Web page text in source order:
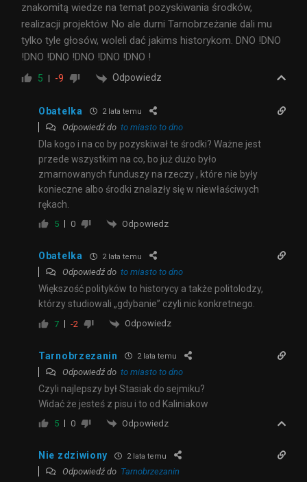
znakomitą wiedze na temat pozyskiwania środków,
realizacji projektów. No ale durni Tarnobrzeżanie dali mu
tylko tyle głosów, woleli dać jakims historykom. DNO !DNO
!DNO !DNO !DNO !DNO !DNO !
5 -9 Odpowiedz
Obatelka 2 lata temu
Odpowiedź do to miasto to dno
Dla kogo i na co by pozyskiwał te środki? Ważne jest
przede wszystkim na co, bo już dużo było
zmarnowanych funduszy na rzeczy , które nie były
konieczne albo środki znalazły się w niewłaściwych
rękach.
5 0 Odpowiedz
Obatelka 2 lata temu
Odpowiedź do to miasto to dno
Większość polityków to historycy a także politolodzy,
którzy studiowali „gdybanie” czyli nic konkretnego.
7 -2 Odpowiedz
Tarnobrzezanin 2 lata temu
Odpowiedź do to miasto to dno
Czyli najlepszy był Stasiak do sejmiku?
Widać że jesteś z pisu i to od Kaliniakow
5 0 Odpowiedz
Nie zdziwiony 2 lata temu
Odpowiedź do Tarnobrzezanin